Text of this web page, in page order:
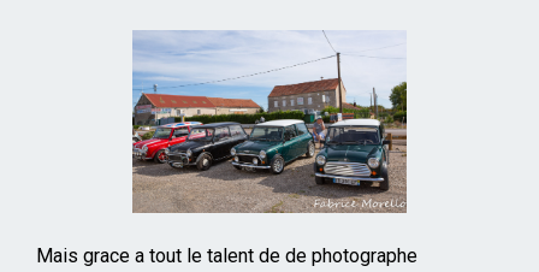
Mais grace a tout le talent de de photographe